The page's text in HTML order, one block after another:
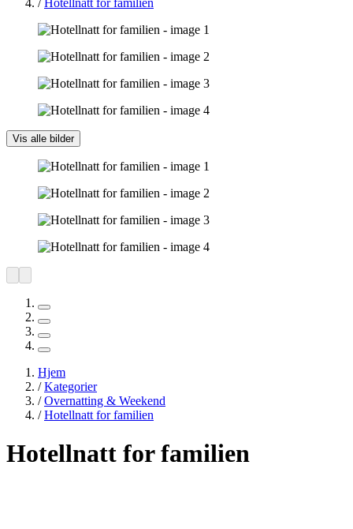
/Hotellnatt for familien
Vis alle bilder
Hjem
/Kategorier
/Overnatting & Weekend
/Hotellnatt for familien
Hotellnatt for familien